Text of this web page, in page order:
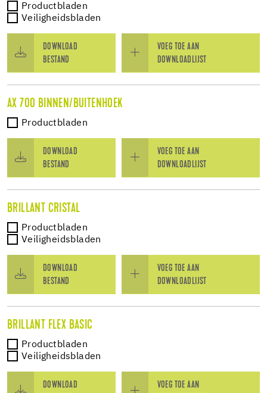
Productbladen
Veiligheidsbladen
DOWNLOAD
BESTAND
VOEG TOE AAN
DOWNLOADLIJST
AX 700 BINNEN/BUITENHOEK
Productbladen
DOWNLOAD
BESTAND
VOEG TOE AAN
DOWNLOADLIJST
BRILLANT CRISTAL
Productbladen
Veiligheidsbladen
DOWNLOAD
BESTAND
VOEG TOE AAN
DOWNLOADLIJST
BRILLANT FLEX BASIC
Productbladen
Veiligheidsbladen
DOWNLOAD
VOEG TOE AAN